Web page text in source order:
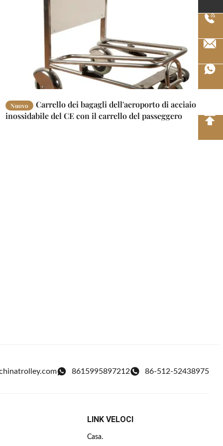
Nuovo
Carrello dei bagagli dell'aeroporto di acciaio
inossidabile del CE con il carrello del passeggero
8615995897212 86-512-52438975
LINK VELOCI
Casa.